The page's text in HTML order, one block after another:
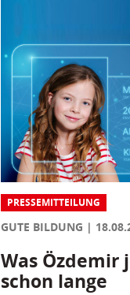
PRESSEMITTEILUNG
GUTE BILDUNG
Was Özdemir
schon lange